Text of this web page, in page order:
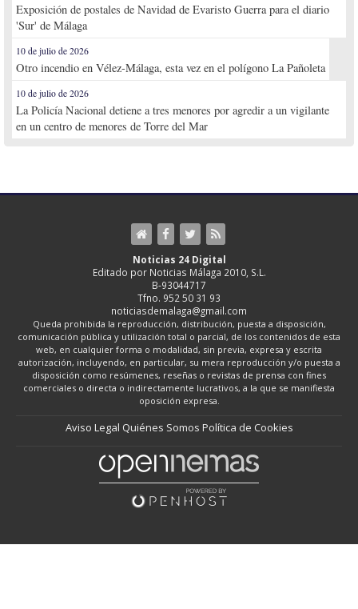
Exposición de postales de Navidad de Evaristo Guerra para el diario
'Sur' de Málaga
10 de julio de 2026
Otro incendio en Vélez-Málaga, esta vez en el polígono La Pañoleta
10 de julio de 2026
La Policía Nacional detiene a tres menores por agredir a un vigilante
en un centro de menores de Torre del Mar
Noticias 24 Digital
Editado por Noticias Málaga 2010, S.L.
B-93044717
Tfno. 952 50 31 93
noticiasdemalaga@gmail.com
Queda prohibida la reproducción, distribución, puesta a disposición,
comunicación pública y utilización total o parcial, de los contenidos de esta
web, en cualquier forma o modalidad, sin previa, expresa y escrita
autorización, incluyendo, en particular, su mera reproducción y/o puesta a
disposición como resúmenes, reseñas o revistas de prensa con fines
comerciales o directa o indirectamente lucrativos, a la que se manifiesta
oposición expresa.
Aviso Legal Quiénes Somos Política de Cookies